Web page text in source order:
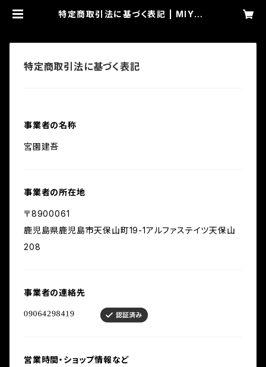
特定商取引法に基づく表記 | MIYAK
特定商取引法に基づく表記
事業者の名称
宮園建吾
事業者の所在地
〒8900061
鹿児島県鹿児島市天保山町19-1アルファステイツ天保山
208
事業者の連絡先
営業時間・ショップ情報など